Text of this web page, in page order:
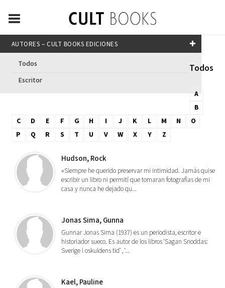
AUTORES – CULT BOOKS EDICIONES
Todos
Escritor
Todos
A
B
C
D E F G H I J K L M N
O
P
Q R S T U V W X Y Z
Hudson, Rock
«Siempre he querido preservar mi intimidad. Jamás quise
escribir un libro ni permití que tomaran fotografías de mi
casa y nunca he dejado qu...
Jonas Sima, Gunna
Gunnar Jonas Sima (1937) es un periodista, escritor e
historiador sueco. Es autor de los libros ‘Sagan Snoddas:
Sverige i oskuldens tid’ , ‘...
Kael, Pauline